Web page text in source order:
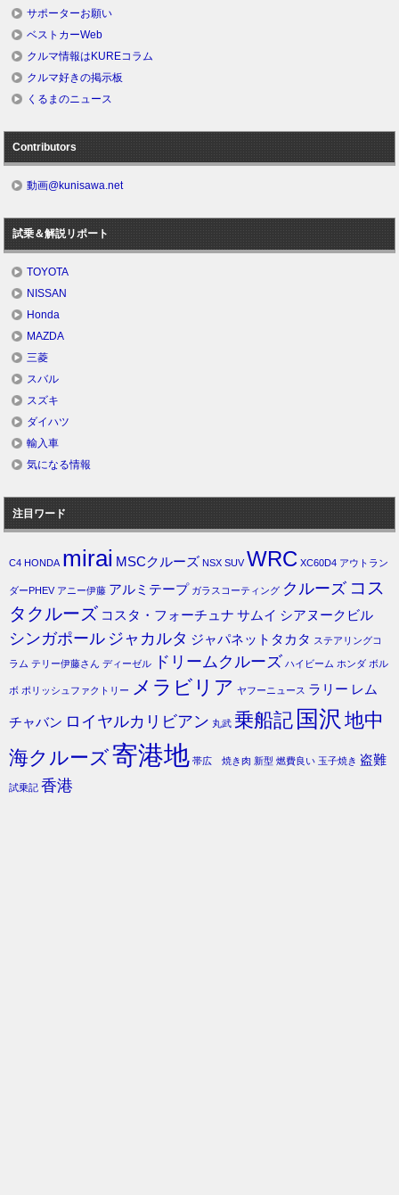
サポーターお願い
ベストカーWeb
クルマ情報はKUREコラム
クルマ好きの掲示板
くるまのニュース
Contributors
動画@kunisawa.net
試乗＆解説リポート
TOYOTA
NISSAN
Honda
MAZDA
三菱
スバル
スズキ
ダイハツ
輸入車
気になる情報
注目ワード
C4 HONDA mirai MSCクルーズ NSX SUV WRC XC60D4 アウトラン
ダーPHEV アニー伊藤 アルミテープ ガラスコーティング クルーズ コス
タクルーズ コスタ・フォーチュナ サムイ シアヌークビル
シンガポール ジャカルタ ジャパネットタカタ ステアリングコ
ラム テリー伊藤さん ディーゼル ドリームクルーズ ハイビーム ホンダ ボル
ボ ポリッシュファクトリー メラビリア ヤフーニュース ラリー レム
チャバン ロイヤルカリビアン 丸武 乗船記 国沢 地中
海クルーズ寄港地 帯広 焼き肉 新型 燃費良い 玉子焼き 盗難
試乗記 香港